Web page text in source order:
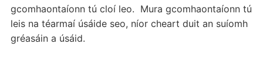
gcomhaontaíonn tú cloí leo. Mura gcomhaontaíonn tú
leis na téarmaí úsáide seo, níor cheart duit an suíomh
gréasáin a úsáid.